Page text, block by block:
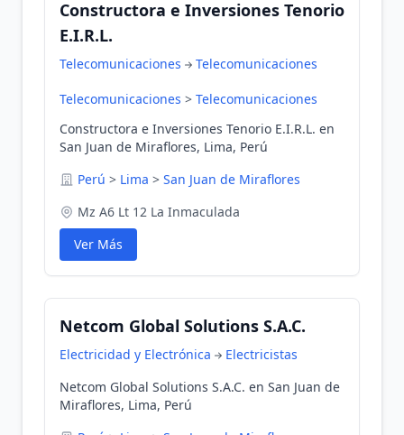
Constructora e Inversiones Tenorio
E.I.R.L.
Telecomunicaciones Telecomunicaciones
Telecomunicaciones > Telecomunicaciones
Constructora e Inversiones Tenorio E.I.R.L. en
San Juan de Miraflores, Lima, Perú
Perú > Lima > San Juan de Miraflores
Mz A6 Lt 12 La Inmaculada
Ver Más
Netcom Global Solutions S.A.C.
Electricidad y Electrónica
Electricistas
Netcom Global Solutions S.A.C. en San Juan de
Miraflores, Lima, Perú